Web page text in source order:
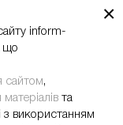
×
inform-
що
сайтом,
та
з використанням